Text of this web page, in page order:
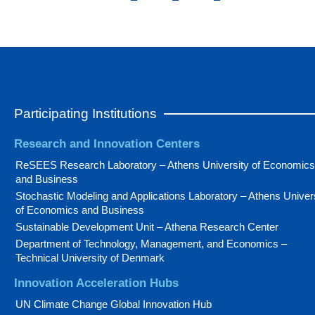
Participating Institutions
Research and Innovation Centers
ReSEES Research Laboratory – Athens University of Economics
and Business
Stochastic Modeling and Applications Laboratory – Athens
of Economics and Business
Sustainable Development Unit – Athena Research Center
Department of Technology, Management, and Economics –
Technical University of Denmark
Innovation Acceleration Hubs
UN Climate Change Global Innovation Hub